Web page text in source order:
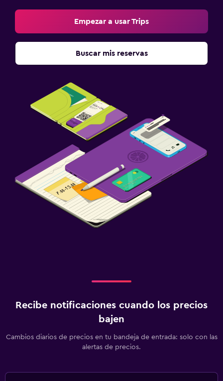
Empezar a usar Trips
Buscar mis reservas
Recibe notificaciones cuando los precios
bajen
Cambios diarios de precios en tu bandeja de entrada: solo con las
alertas de precios.